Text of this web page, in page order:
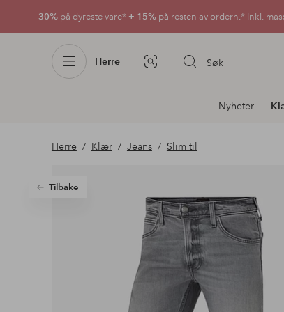
30% på dyreste vare* + 15% på resten av ordern.* Inkl.
Herre Bildesøk Søk
Avdelingsnavigering
Nyheter
Herre Klær Jeans Slim til
Tilbake